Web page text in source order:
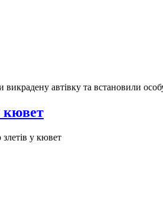
автівку та встановили
кювет
злетів у кювет